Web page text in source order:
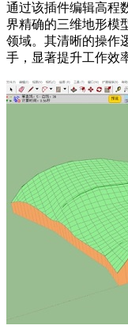
通过该插件编辑高程
界精确的三维地形模
领域。其清晰的操作
手，显著提升工作效